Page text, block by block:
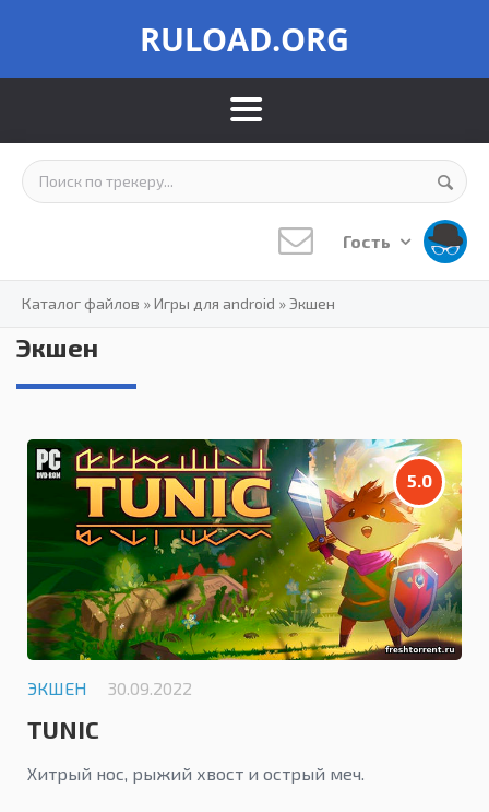
RULOAD.ORG
Гость
Каталог файлов »Игры для android »Экшен
Экшен
5.0
ЭКШЕН 30.09.2022
TUNIC
Хитрый нос, рыжий хвост и острый меч.